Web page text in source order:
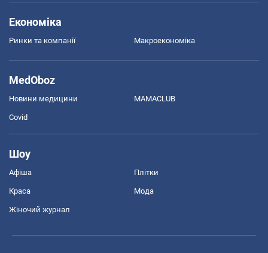
Економіка
Ринки та компанії Макроекономіка
MedOboz
Новини медицини MAMACLUB
Covid
Шоу
Афіша Плітки
Краса Мода
Жіночий журнал